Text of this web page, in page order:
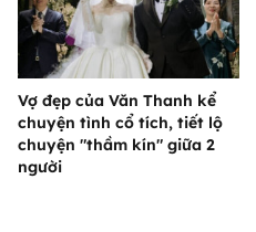
Vợ đẹp của Văn Thanh kể
chuyện tình cổ tích, tiết lộ
chuyện "thầm kín" giữa 2
người